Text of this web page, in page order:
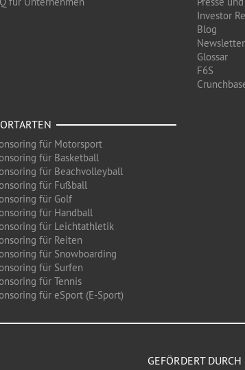
Investor
Blog
Newsletter
Glossar
F6S
für Motorsport
für Basketball
für Beachvolleyball
für Fußball
für Golf
für Handball
für Leichtathletik
für Reiten
für Snowboarding
für Surfen
für Tennis
für eSport (E-Sport)
GEFÖRDERT DURCH